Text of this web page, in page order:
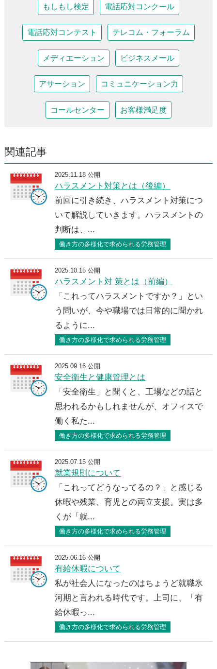
もしもし検定 電話応対コンクール
電話応対コンテスト テレコム・フォーラム
メディエーション ビジネスメール
アサーション コミュニケーション力
コールセンター お客様満足度
関連記事
2025.11.18 公開
ハラスメント対策とは（後編）
前回に引き続き、ハラスメント対策につ
いて解説していきます。ハラスメントの
判断は、...
働き方の多様化で求められる労務管理
2025.10.15 公開
ハラスメント対 策とは（前編）
「これってハラスメントですか？」とい
う問いが、今や職場では日常的に聞かれ
るように...
働き方の多様化で求められる労務管理
2025.09.16 公開
安全衛生と健康管理とは
「安全衛生」と聞くと、工場などの話と
思われるかもしれませんが、オフィスで
働く私た...
働き方の多様化で求められる労務管理
2025.07.15 公開
就業規則について
「これってどうなってるの？」と感じる
休暇や残業、育児との両立支援。実は多
くが「就...
働き方の多様化で求められる労務管理
2025.06.16 公開
有給休暇について
私が社会人になったのはちょうど就職氷
河期と言われる時代です。上司に、「有
給休暇っ...
働き方の多様化で求められる労務管理